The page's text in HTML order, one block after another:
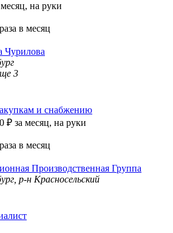
на руки
в месяц
3
и снабжению
₽ за месяц, на руки
в месяц
Производственная Группа
р-н Красносельский